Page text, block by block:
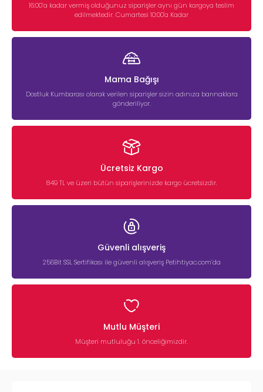
16:00’a kadar vermiş olduğunuz siparişler aynı gün kargoya teslim
edilmektedir. Cumartesi 10:00'a Kadar
Mama Bağışı
Dostluk Kumbarası olarak verilen siparişler sizin adınıza barınaklara
gönderiliyor.
Ücretsiz Kargo
849 TL ve üzeri bütün siparişlerinizde kargo ücretsizdir.
Güvenli alışveriş
256Bit SSL Sertifikası ile güvenli alışveriş Petihtiyac.com’da
Mutlu Müşteri
Müşteri mutluluğu 1. önceliğimizdir.